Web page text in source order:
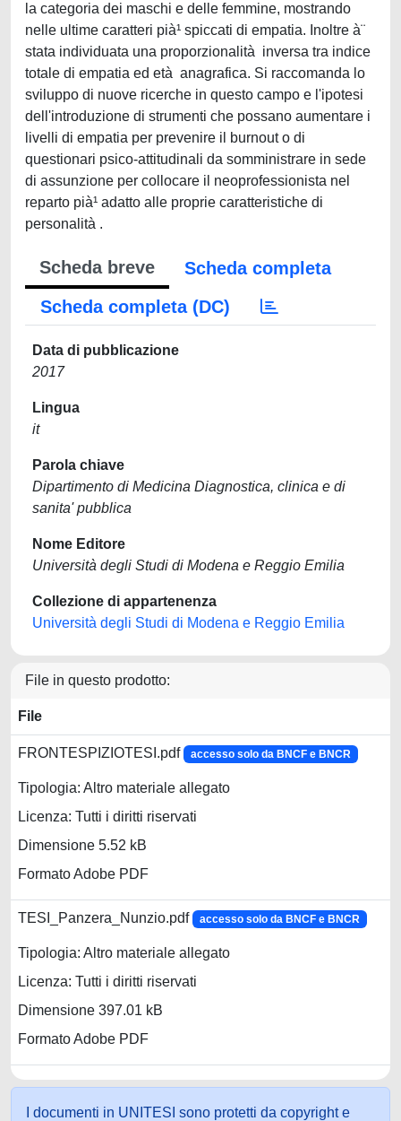
la categoria dei maschi e delle femmine, mostrando
nelle ultime caratteri pià¹ spiccati di empatia. Inoltre à¨
stata individuata una proporzionalità inversa tra indice
totale di empatia ed età anagrafica. Si raccomanda lo
sviluppo di nuove ricerche in questo campo e l'ipotesi
dell'introduzione di strumenti che possano aumentare i
livelli di empatia per prevenire il burnout o di
questionari psico-attitudinali da somministrare in sede
di assunzione per collocare il neoprofessionista nel
reparto pià¹ adatto alle proprie caratteristiche di
personalità .
Scheda breve
Scheda completa
Scheda completa (DC)
Data di pubblicazione
2017
Lingua
it
Parola chiave
Dipartimento di Medicina Diagnostica, clinica e di
sanita' pubblica
Nome Editore
Università degli Studi di Modena e Reggio Emilia
Collezione di appartenenza
Università degli Studi di Modena e Reggio Emilia
File in questo prodotto:
File
FRONTESPIZIOTESI.pdf accesso solo da BNCF e BNCR
Tipologia: Altro materiale allegato
Licenza: Tutti i diritti riservati
Dimensione 5.52 kB
Formato Adobe PDF
TESI_Panzera_Nunzio.pdf accesso solo da BNCF e BNCR
Tipologia: Altro materiale allegato
Licenza: Tutti i diritti riservati
Dimensione 397.01 kB
Formato Adobe PDF
I documenti in UNITESI sono protetti da copyright e